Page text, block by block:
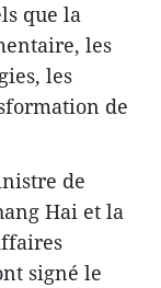
que la
les
les
de
de
Hai et la
signé le